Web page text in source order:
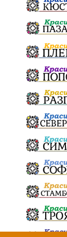
Радослав
Социална
Сигурност
Росен
#Земеделие
Дете